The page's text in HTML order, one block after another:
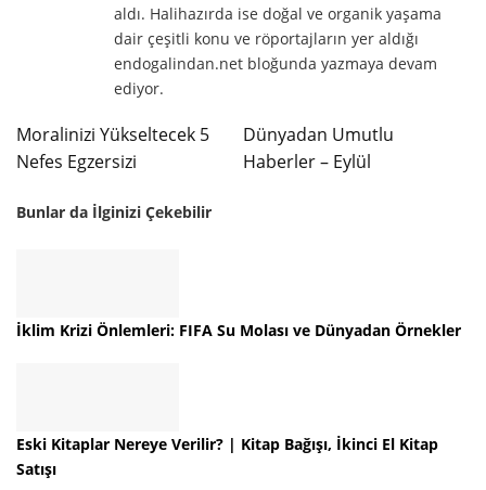
aldı. Halihazırda ise doğal ve organik yaşama
dair çeşitli konu ve röportajların yer aldığı
endogalindan.net bloğunda yazmaya devam
ediyor.
Moralinizi Yükseltecek 5
Nefes Egzersizi
Dünyadan Umutlu
Haberler – Eylül
Bunlar da İlginizi Çekebilir
İklim Krizi Önlemleri: FIFA Su Molası ve Dünyadan Örnekler
Eski Kitaplar Nereye Verilir? | Kitap Bağışı, İkinci El Kitap
Satışı